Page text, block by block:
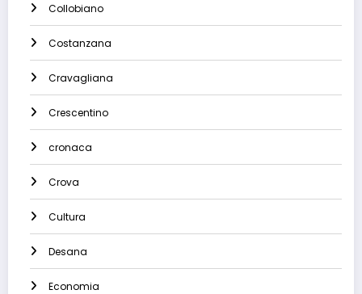
Collobiano
Costanzana
Cravagliana
Crescentino
cronaca
Crova
Cultura
Desana
Economia